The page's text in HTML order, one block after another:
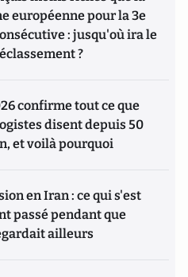
européenne pour la 3e
: jusqu'où ira le
?
confirme tout ce que
disent depuis 50
et voilà pourquoi
en Iran : ce qui s'est
passé pendant que
ailleurs